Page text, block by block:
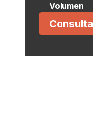
Volumen
Consulta
Ver más